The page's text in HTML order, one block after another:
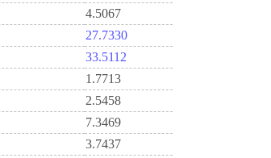
4.5067
27.7330
33.5112
1.7713
2.5458
7.3469
3.7437